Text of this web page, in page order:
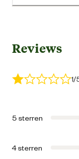
Gebruiksmoment
Algemene
Reviews
1/
5 sterren
4 sterren